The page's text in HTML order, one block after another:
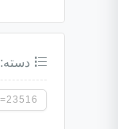
دسته: